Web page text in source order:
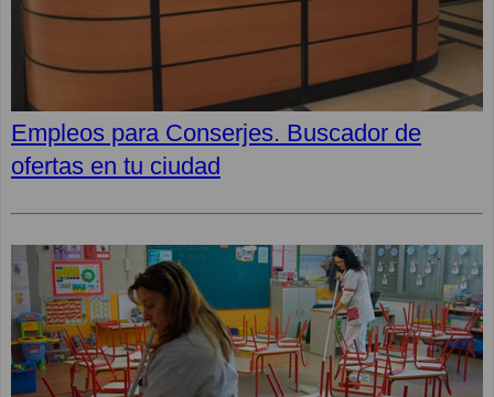
Empleos para Conserjes. Buscador de
ofertas en tu ciudad